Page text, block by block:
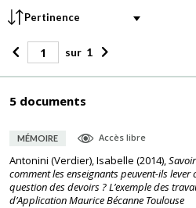
sur 1
5 documents
MÉMOIRE Accès libre
Antonini (Verdier), Isabelle (2014),
comment les enseignants peuvent-ils
question des devoirs ? L’exemple des
d’Application Maurice Bécanne Toulouse